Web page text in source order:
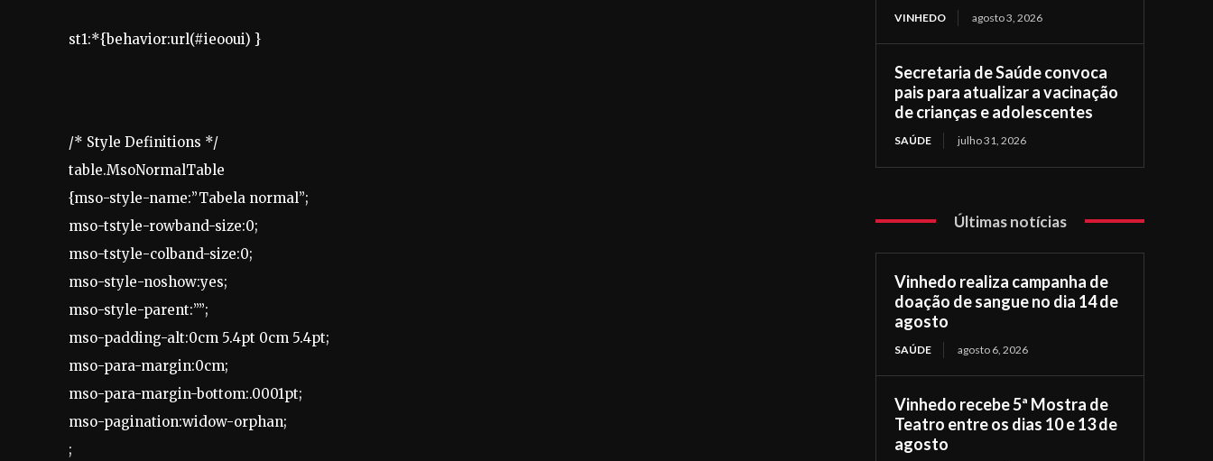
st1:*{behavior:url(#ieooui) }
/* Style Definitions */
table.MsoNormalTable
{mso-style-name:”Tabela normal”;
mso-tstyle-rowband-size:0;
mso-tstyle-colband-size:0;
mso-style-noshow:yes;
mso-style-parent:””;
mso-padding-alt:0cm 5.4pt 0cm 5.4pt;
mso-para-margin:0cm;
mso-para-margin-bottom:.0001pt;
mso-pagination:widow-orphan;
;
VINHEDO agosto 3, 2026
Secretaria de Saúde convoca
pais para atualizar a vacinação
de crianças e adolescentes
SAÚDE julho 31, 2026
Últimas notícias
Vinhedo realiza campanha de
doação de sangue no dia 14 de
agosto
SAÚDE agosto 6, 2026
Vinhedo recebe 5ª Mostra de
Teatro entre os dias 10 e 13 de
agosto